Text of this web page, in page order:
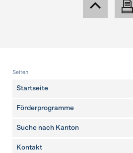
Fusszeile
Seiten
Startseite
Förderprogramme
Suche nach Kanton
weitere Seiten
Kontakt